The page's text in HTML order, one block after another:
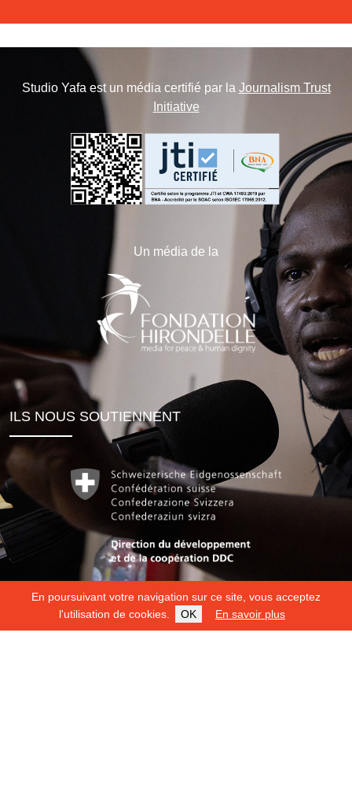
En poursuivant votre navigation sur ce site, vous acceptez
l'utilisation de cookies.
OK En savoir plus
Studio Yafa est un média certifié par la Journalism Trust
Initiative
Un média de la
ILS NOUS SOUTIENNENT